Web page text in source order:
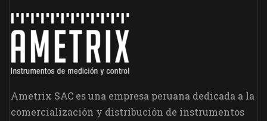
Ametrix SAC es una empresa peruana dedicada a la
comercialización y distribución de instrumentos